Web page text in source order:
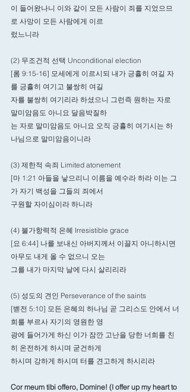
이 들어왔나니 이와 같이 모든 사람이 죄를 지었으므
로 사망이 모든 사람에게 이르
렀느니라
(2) 무조건적 선택 Unconditional election
[롬 9:15-16] 모세에게 이르시되 내가 긍휼히 여길 자
를 긍휼히 여기고 불쌍히 여길
자를 불쌍히 여기리라 하셨으니 그런즉 원하는 자로
말미암음도 아니요 달음박질하
는 자로 말미암음도 아니요 오직 긍휼히 여기시는 하
나님으로 말미암음이니라
(3) 제한적 속죄 Limited atonement
[마 1:21 아들을 낳으리니 이름을 예수라 하라 이는 그
가 자기 백성을 그들의 죄에서
구원할 자이심이라 하니라
(4) 불가항력적 은혜 Irresistible grace
[요 6:44] 나를 보내신 아버지께서 이끌지 아니하시면
아무도 내게 올 수 없으니 오는
그를 내가 마지막 날에 다시 살리리라
(5) 성도의 견인 Perseverance of the saints
[벧전 5:10] 모든 은혜의 하나님 곧 그리스도 안에서 너
희를 부르사 자기의 영원한 영
광에 들어가게 하신 이가 잠깐 고난을 당한 너희를 친
히 온전하게 하시며 굳건하게
하시며 강하게 하시며 터를 견고하게 하시리라
Cor meum tibi offero, Domine! (I offer up my heart to